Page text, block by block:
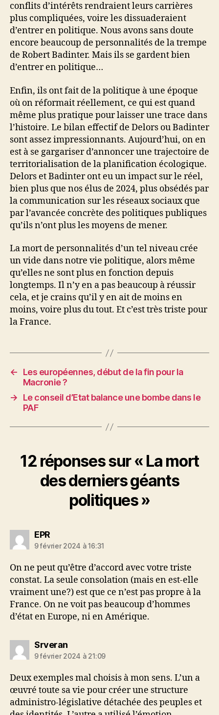
conflits d’intérêts rendraient leurs carrières
plus compliquées, voire les dissuaderaient
d’entrer en politique. Nous avons sans doute
encore beaucoup de personnalités de la trempe
de Robert Badinter. Mais ils se gardent bien
d’entrer en politique…
Enfin, ils ont fait de la politique à une époque
où on réformait réellement, ce qui est quand
même plus pratique pour laisser une trace dans
l’histoire. Le bilan effectif de Delors ou Badinter
sont assez impressionnants. Aujourd’hui, on en
est à se gargariser d’annoncer une trajectoire de
territorialisation de la planification écologique.
Delors et Badinter ont eu un impact sur le réel,
bien plus que nos élus de 2024, plus obsédés par
la communication sur les réseaux sociaux que
par l’avancée concrète des politiques publiques
qu’ils n’ont plus les moyens de mener.
La mort de personnalités d’un tel niveau crée
un vide dans notre vie politique, alors même
qu’elles ne sont plus en fonction depuis
longtemps. Il n’y en a pas beaucoup à réussir
cela, et je crains qu’il y en ait de moins en
moins, voire plus du tout. Et c’est très triste pour
la France.
←
Les européennes, début de la fin pour la
Macronie ?
→
Le conseil d’Etat balance une bombe dans le
PAF
12 réponses sur « La mort
des derniers géants
politiques »
EPRdit :
9 février 2024 à 16:31
On ne peut qu’être d’accord avec votre triste
constat. La seule consolation (mais en est-elle
vraiment une?) est que ce n’est pas propre à la
France. On ne voit pas beaucoup d’hommes
d’état en Europe, ni en Amérique.
Srverandit :
9 février 2024 à 21:09
Deux exemples mal choisis à mon sens. L’un a
œuvré toute sa vie pour créer une structure
administro-législative détachée des peuples et